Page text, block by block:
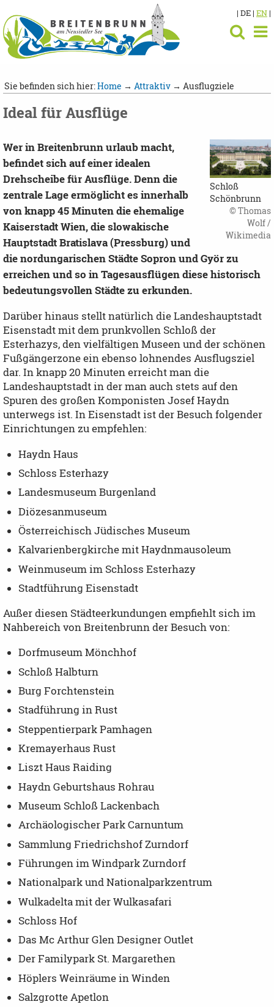
| DE | EN|
Sie befinden sich hier:Home → Attraktiv → Ausflugziele
Ideal für Ausflüge
Schloß
Schönbrunn
© Thomas
Wolf /
Wikimedia
Wer in Breitenbrunn urlaub macht,
befindet sich auf einer idealen
Drehscheibe für Ausflüge. Denn die
zentrale Lage ermöglicht es innerhalb
von knapp 45 Minuten die ehemalige
Kaiserstadt Wien, die slowakische
Hauptstadt Bratislava (Pressburg) und
die nordungarischen Städte Sopron und Györ zu
erreichen und so in Tagesausflügen diese historisch
bedeutungsvollen Städte zu erkunden.
Darüber hinaus stellt natürlich die Landeshauptstadt
Eisenstadt mit dem prunkvollen Schloß der
Esterhazys, den vielfältigen Museen und der schönen
Fußgängerzone ein ebenso lohnendes Ausflugsziel
dar. In knapp 20 Minuten erreicht man die
Landeshauptstadt in der man auch stets auf den
Spuren des großen Komponisten Josef Haydn
unterwegs ist. In Eisenstadt ist der Besuch folgender
Einrichtungen zu empfehlen:
Haydn Haus
Schloss Esterhazy
Landesmuseum Burgenland
Diözesanmuseum
Österreichisch Jüdisches Museum
Kalvarienbergkirche mit Haydnmausoleum
Weinmuseum im Schloss Esterhazy
Stadtführung Eisenstadt
Außer diesen Städteerkundungen empfiehlt sich im
Nahbereich von Breitenbrunn der Besuch von:
Dorfmuseum Mönchhof
Schloß Halbturn
Burg Forchtenstein
Stadführung in Rust
Steppentierpark Pamhagen
Kremayerhaus Rust
Liszt Haus Raiding
Haydn Geburtshaus Rohrau
Museum Schloß Lackenbach
Archäologischer Park Carnuntum
Sammlung Friedrichshof Zurndorf
Führungen im Windpark Zurndorf
Nationalpark und Nationalparkzentrum
Wulkadelta mit der Wulkasafari
Schloss Hof
Das Mc Arthur Glen Designer Outlet
Der Familypark St. Margarethen
Höplers Weinräume in Winden
Salzgrotte Apetlon